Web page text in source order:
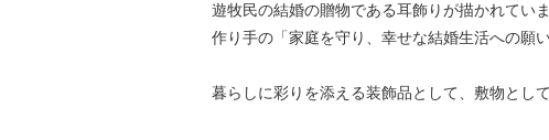
遊牧民の結婚の贈物である耳飾りが描かれていま
作り手の「家庭を守り、幸せな結婚生活への願
暮らしに彩りを添える装飾品として、敷物とし